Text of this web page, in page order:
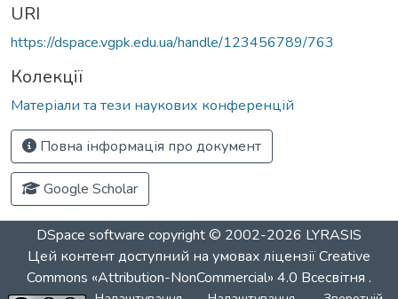
URI
https://dspace.vgpk.edu.ua/handle/123456789/763
Колекції
Матеріали та тези наукових конференцій
Повна інформація про документ
Google Scholar
DSpace software copyright © 2002-2026 LYRASIS
Цей контент доступний на умовах ліцензіїCreative
Commons «Attribution-NonCommercial» 4.0 Всесвітня .